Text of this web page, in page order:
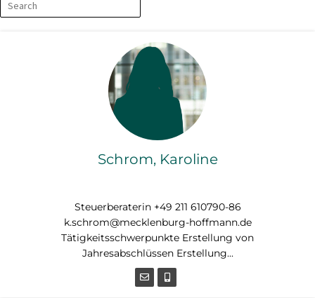
Schrom, Karoline
Steuerberaterin +49 211 610790-86
k.schrom@mecklenburg-hoffmann.de
Tätigkeitsschwerpunkte Erstellung von
Jahresabschlüssen Erstellung...